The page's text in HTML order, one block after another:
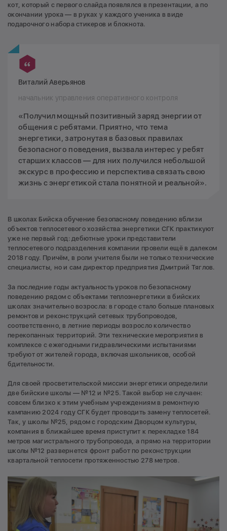
кот, который с первого слайда появлялся в презентации, а по
окончании урока — в руках у каждого ученика в виде
подарочного набора стикеров и блокнота.
Виталий Аверьянов
начальник управления оперативного контроля
«Получил мощный позитивный заряд энергии от
общения с ребятами. Приятно, что тема
энергетики, затронутая в базовых правилах
безопасного поведения, вызвала интерес у ребят
старших классов — для них получился небольшой
экскурс в профессию и перспектива связать свою
жизнь с энергетикой стала понятной и реальной».
В школах Бийска обучение безопасному поведению вблизи
объектов теплосетевого хозяйства энергетики СГК практикуют
уже не первый год: дебютные уроки представители
теплосетевого подразделения компании провели ещё в далеком
2018 году. Причём, в роли учителя были не только технические
специалисты, но и сам директор предприятия Дмитрий Тяглов.
За последние годы актуальность уроков по безопасному
поведению рядом с объектами теплоэнергетики в бийских
школах значительно возросла: в городе стало больше плановых
ремонтов и реконструкций сетевых трубопроводов,
соответственно, в летние периоды возросло количество
перекопанных территорий. Эти технические мероприятия в
комплексе с ежегодными гидравлическими испытаниями
требуют от жителей города, включая школьников, особой
бдительности.
Для своей просветительской миссии энергетики определили
две бийские школы — №12 и №25. Такой выбор не случаен:
совсем близко к этим учебным учреждениям в ремонтную
кампанию 2024 году СГК будет проводить замену теплосетей.
Так, у школы №25, рядом с городским Дворцом культуры,
компания в ближайшее время приступит к перекладке 184
метров магистрального трубопровода, а прямо на территории
школы №12 развернется фронт работ по реконструкции
квартальной теплосети протяженностью 278 метров.